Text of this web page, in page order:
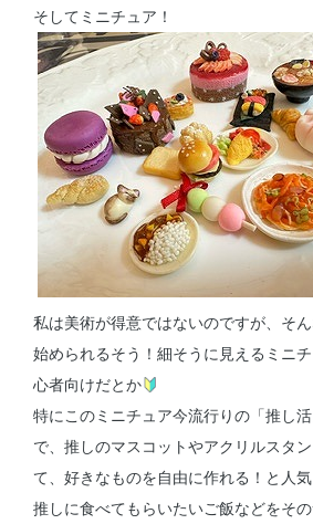
そしてミニチュア！
私は美術が得意ではないのですが、そ
始められるそう！細そうに見えるミニ
心者向けだとか
特にこのミニチュア今流行りの「推し
で、推しのマスコットやアクリルスタ
て、好きなものを自由に作れる！と人気
推しに食べてもらいたいご飯などをその